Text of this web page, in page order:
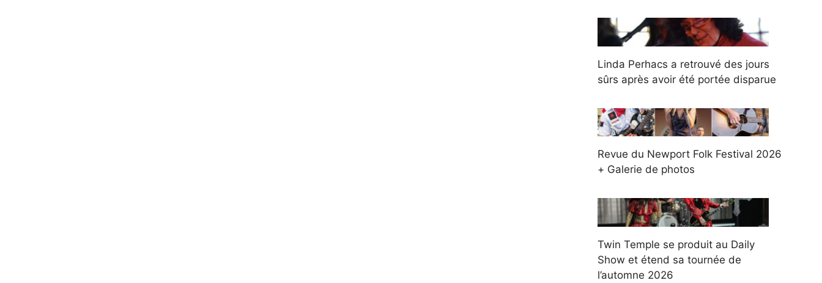
Linda Perhacs a retrouvé des jours
sûrs après avoir été portée disparue
Revue du Newport Folk Festival 2026
+ Galerie de photos
Twin Temple se produit au Daily
Show et étend sa tournée de
l’automne 2026